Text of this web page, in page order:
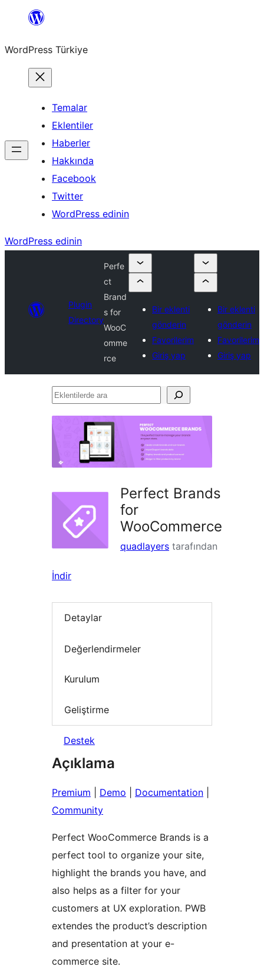
İçeriğe
WordPress Türkiye
Temalar
Eklentiler
Haberler
Hakkında
Facebook
Twitter
WordPress edinin
WordPress edinin
Plugin
Directory
Perfe
ct
Brand
s for
WooC
omme
rce
Bir eklenti
gönderin
Favorilerim
Giriş yap
Bir eklenti
gönderin
Favorilerim
Giriş yap
Eklentilerde
Perfect Brands
for
WooCommerce
quadlayers tarafından
İndir
Detaylar
Değerlendirmeler
Kurulum
Geliştirme
Destek
Açıklama
Premium Demo Documentation
Community
Perfect WooCommerce Brands is a
perfect tool to organize your site,
highlight the brands you have, and
also helps as a filter for your
customers at UX exploration. PWB
extendes the product’s description
and presentation at your e-
commerce site.